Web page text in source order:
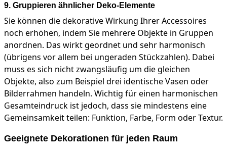
9. Gruppieren ähnlicher Deko-Elemente
Sie können die dekorative Wirkung Ihrer Accessoires
noch erhöhen, indem Sie mehrere Objekte in Gruppen
anordnen. Das wirkt geordnet und sehr harmonisch
(übrigens vor allem bei ungeraden Stückzahlen). Dabei
muss es sich nicht zwangsläufig um die gleichen
Objekte, also zum Beispiel drei identische Vasen oder
Bilderrahmen handeln. Wichtig für einen harmonischen
Gesamteindruck ist jedoch, dass sie mindestens eine
Gemeinsamkeit teilen: Funktion, Farbe, Form oder Textur.
Geeignete Dekorationen für jeden Raum